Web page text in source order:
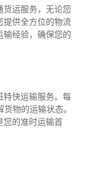
货运服务，无论您
提供全方位的物流
输经验，确保您的
特快运输服务。每
物的运输状态。
您的准时运输首